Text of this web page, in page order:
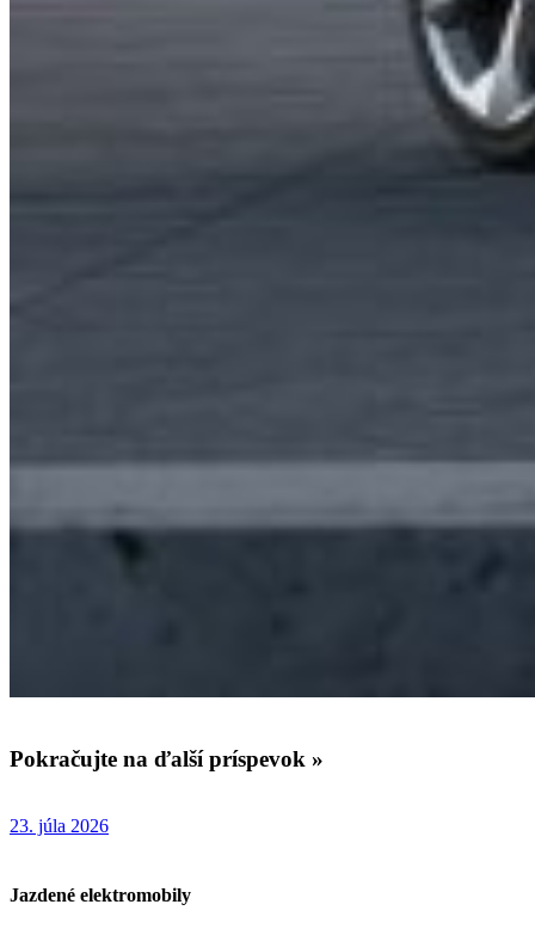
Pokračujte na ďalší príspevok »
23. júla 2026
Jazdené elektromobily